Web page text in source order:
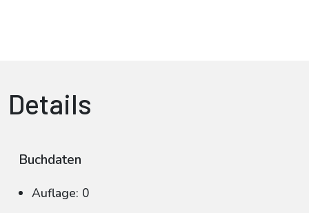
Details
Buchdaten
Auflage: 0